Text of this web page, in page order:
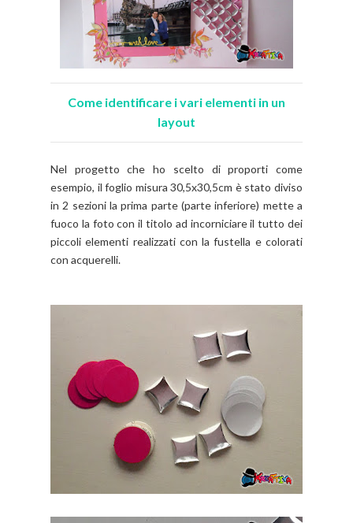
Come identificare i vari elementi in un
layout
Nel progetto che ho scelto di proporti come
esempio, il foglio misura 30,5x30,5cm è stato diviso
in 2 sezioni la prima parte (parte inferiore) mette a
fuoco la foto con il titolo ad incorniciare il tutto dei
piccoli elementi realizzati con la fustella e colorati
con acquerelli.